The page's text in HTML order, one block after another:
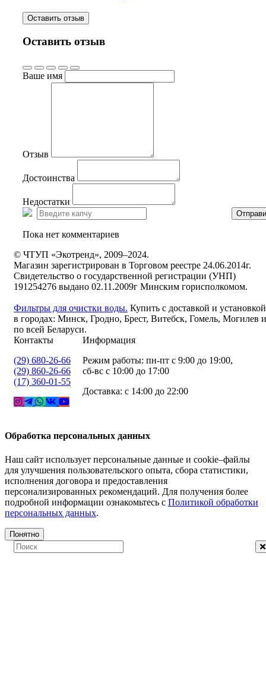
Оставить отзыв
Оставить отзыв
Ваше имя
Отзыв
Достоинства
Недостатки
Пока нет комментариев
© ЧТУП «Экотренд», 2009–2024.
Магазин зарегистрирован в Торговом реестре 24.06.2014г.
Свидетельство о государственной регистрации (УНП)
191254276 выдано 02.11.2009г Минским горисполкомом.
Фильтры для очистки воды. Купить с доставкой и установкой
в городах: Минск, Гродно, Брест, Витебск, Гомель, Могилев и
по всей Беларуси.
Контакты
(29) 680-26-66
(29) 860-26-66
(17) 360-01-55
Информация
Режим работы: пн-пт с 9:00 до 19:00,
сб-вс с 10:00 до 17:00
Доставка: с 14:00 до 22:00
Обработка персональных данных
Наш сайт использует персональные данные и cookie–файлы
для улучшения пользовательского опыта, сбора статистики,
исполнения договора и предоставления
персонализированных рекомендаций. Для получения более
подробной информации ознакомьтесь с Политикой обработки
персональных данных.
Понятно